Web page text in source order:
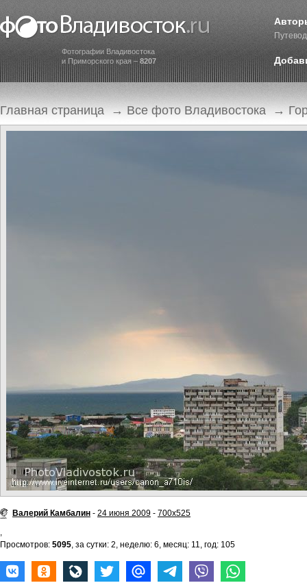
Фотографии Владивостока
и Приморского края – 8207
Главная страница → Все фото Владивостока →
Валерий Камбалин - 24 июня 2009 - 700x525
,
Просмотров: 5095, за сутки: 2, неделю: 6, месяц: 11, год: 105